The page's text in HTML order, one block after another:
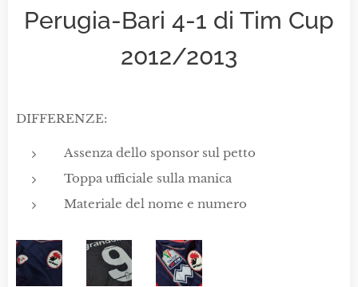
Perugia-Bari 4-1 di Tim Cup
2012/2013
DIFFERENZE:
Assenza dello sponsor sul petto
Toppa ufficiale sulla manica
Materiale del nome e numero